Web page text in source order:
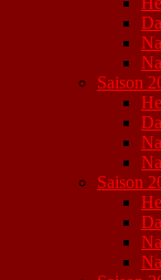
Saison
Saison